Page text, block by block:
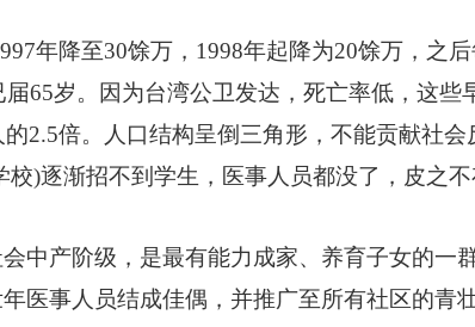
年降至30馀万，1998年起降为20馀万，之
65岁。因为台湾公卫发达，死亡率低，这些
2.5倍。人口结构呈倒三角形，不能贡献社
)逐渐招不到学生，医事人员都没了，皮之不
中产阶级，是最有能力成家、养育子女的一
医事人员结成佳偶，并推广至所有社区的青